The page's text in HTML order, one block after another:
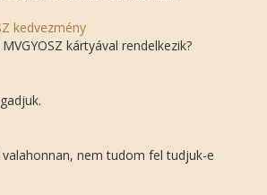
kedvezmény
kártyával rendelkezik?
nem tudom fel tudjuk-e